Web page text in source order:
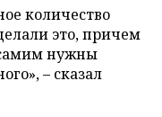
количество
это, причем
нужны
– сказал